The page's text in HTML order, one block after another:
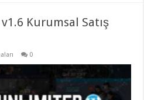
Kurumsal Satış
0